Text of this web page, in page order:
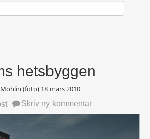
hetsbyggen
Mohlin (foto) 18 mars 2010
Skriv ny kommentar